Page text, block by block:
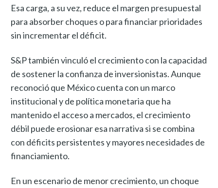
Esa carga, a su vez, reduce el margen presupuestal
para absorber choques o para financiar prioridades
sin incrementar el déficit.
S&P también vinculó el crecimiento con la capacidad
de sostener la confianza de inversionistas. Aunque
reconoció que México cuenta con un marco
institucional y de política monetaria que ha
mantenido el acceso a mercados, el crecimiento
débil puede erosionar esa narrativa si se combina
con déficits persistentes y mayores necesidades de
financiamiento.
En un escenario de menor crecimiento, un choque